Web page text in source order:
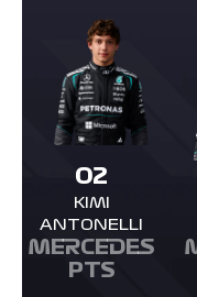
02
KIMI
ANTONELLI
MERCEDES
PTS